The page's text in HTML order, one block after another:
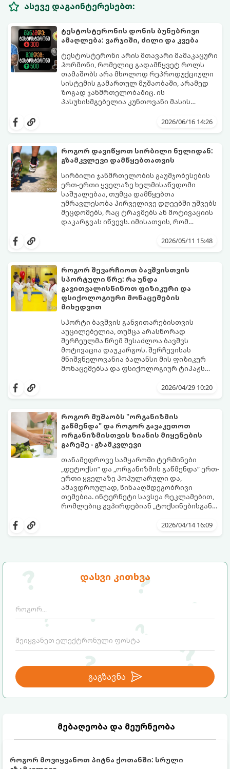
დასვი კითხვა
გაგზავნა
მებაღეობა და მეურნეობა
როგორ მოვიყვანოთ პიტნა ქოთანში: სრული
ასევე დაგაინტერესებთ:
ტესტოსტერონის დონის ბუნებრივი
ამაღლება: ვარჯიში, ძილი და კვება
ტესტოსტერონი არის მთავარი მამაკაცური
ჰორმონი, რომელიც გადამწყვეტ როლს
თამაშობს არა მხოლოდ რეპროდუქციული
სისტემის გამართულ მუშაობაში, არამედ
ზოგად ჯანმრთელობაშიც. ის
პასუხისმგებელია კუნთოვანი მასის
დონეზე, გუნება-განწყობაზე,
ორგანიზმში ტესტოსტერონის დონე
თანამედროვე სტრესული ცხოვრების წესი,
არასწორი კვება და უმოძრაობა ამ პროცესს
კატასტროფულად აჩქარებს. დაბალი
ტესტოსტერონი იწვევს მუდმივ
დაღლილობას, დეპრესიას, კუნთების
განლევასა და ცხიმის დაგროვებას მუცლის
არეში.
სინთეტიკური ჰორმონალური თერაპიის
დაწყებამდე, რომელსაც ხშირად
სერიოზული გვერდითი ეფექტები აქვს,
უმჯობესია ორგანიზმს ტესტოსტერონის
გამომუშავებაში ბუნებრივი, მეცნიერულად
დადასტურებული გზებით დაეხმაროთ.
წარმოგიდგენთ ტესტოსტერონის
2026/06/16 14:26
როგორ დავიწყოთ სირბილი ნულიდან:
გზამკვლევი დამწყებთათვის
სირბილი ჯანმრთელობის გაუმჯობესების
ერთ-ერთი ყველაზე ხელმისაწვდომი
საშუალებაა, თუმცა დამწყებთა
უმრავლესობა პირველივე დღეებში უშვებს
შეცდომებს, რაც ტრავმებს ან მოტივაციის
დაკარგვას იწვევს. იმისათვის, რომ
ნაწილად იქცეს, მიჰყევით ამ ინსტრუქციას:
2026/05/11 15:48
როგორ შევარჩიოთ ბავშვისთვის
სპორტული წრე: რა უნდა
გავითვალისწინოთ ფიზიკური და
ფსიქოლოგიური მონაცემების
მიხედვით
სპორტი ბავშვის განვითარებისთვის
აუცილებელია, თუმცა არასწორად
შერჩეულმა წრემ შესაძლოა ბავშვს
მოტივაცია დაუკარგოს. შერჩევისას
მნიშვნელოვანია ბალანსი მის ფიზიკურ
მონაცემებსა და ფსიქოლოგიურ ტიპაჟს
2026/04/29 10:20
როგორ მუშაობს "ორგანიზმის
გაწმენდა" და როგორ გავაკეთოთ
ორგანიზმისთვის ზიანის მიყენების
გარეშე - გზამკვლევი
თანამედროვე სამყაროში ტერმინები
„დეტოქსი“ და „ორგანიზმის გაწმენდა“ ერთ-
ერთი ყველაზე პოპულარული და,
ამავდროულად, წინააღმდეგობრივი
თემებია. ინტერნეტი სავსეა რეკლამებით,
რომლებიც გვპირდებიან „ტოქსინებისგან
წვენების ან მკაცრი დიეტების მეშვეობით.
მათი ეფექტი და რას ფიქრობს ამაზე
2026/04/14 16:09